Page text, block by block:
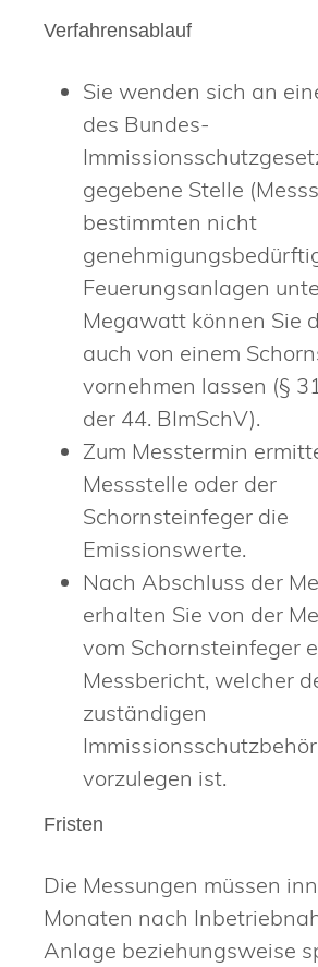
Verfahrensablauf
Sie wenden sich an
des Bundes-
gegebene Stelle
bestimmten nicht
Feuerungsanlagen
Megawatt können Sie
auch von einem
vornehmen lassen (§
der 44. BImSchV).
Zum Messtermin
Messstelle oder der
Schornsteinfeger die
Emissionswerte.
Nach Abschluss der
erhalten Sie von der
vom Schornsteinfeger
Messbericht, welcher
zuständigen
vorzulegen ist.
Fristen
Die Messungen müssen
Monaten nach
Anlage beziehungsweise